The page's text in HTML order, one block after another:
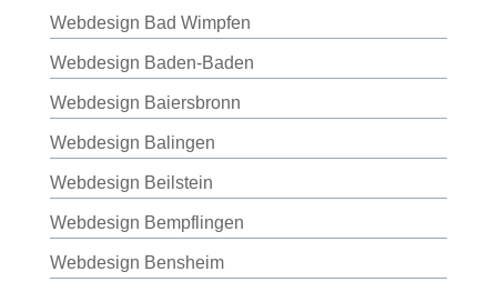
Webdesign Bad Wimpfen
Webdesign Baden-Baden
Webdesign Baiersbronn
Webdesign Balingen
Webdesign Beilstein
Webdesign Bempflingen
Webdesign Bensheim